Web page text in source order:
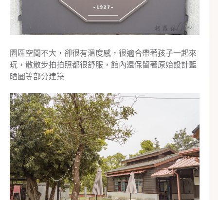
園區空間不大，卻很有溫度感，很適合帶著孩子一起來
玩，散散步拍拍照都很舒服，館內還保留著原始設計藍
晒圖等部分建築